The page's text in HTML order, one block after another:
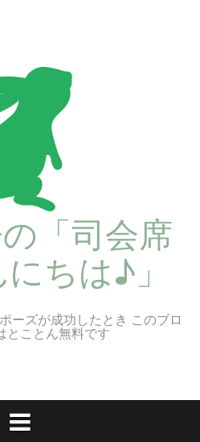
「司会席
ちは♪」
ーズが成功したとき このブロ
とことん無料です